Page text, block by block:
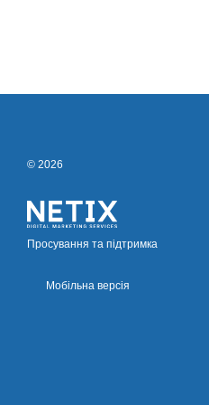
© 2026
Просування та підтримка
Мобільна версія